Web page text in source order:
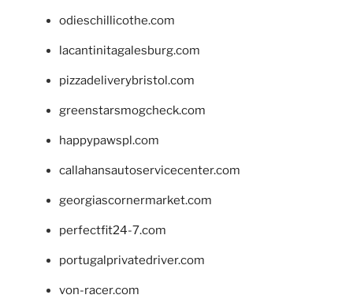
odieschillicothe.com
lacantinitagalesburg.com
pizzadeliverybristol.com
greenstarsmogcheck.com
happypawspl.com
callahansautoservicecenter.com
georgiascornermarket.com
perfectfit24-7.com
portugalprivatedriver.com
von-racer.com